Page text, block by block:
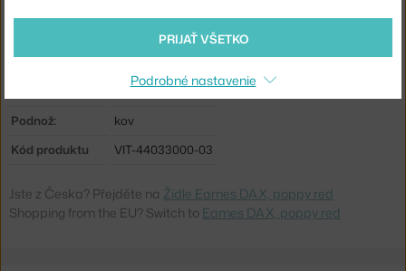
polypropylén, oceľ
Stohovateľné:
nie
plast
Podnož:
kov
Kód produktu
VIT-44033000-03
Jste z Česka? Přejděte na Židle Eames DAX, poppy red
Shopping from the EU? Switch to Eames DAX, poppy red
PRIJAŤ VŠETKO
Podrobné nastavenie